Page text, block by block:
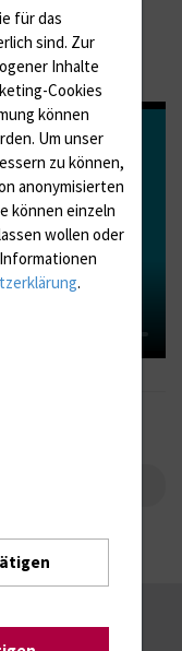
für das
sind. Zur
Inhalte
Cookies
können
Um unser
zu können,
anonymisierten
können einzeln
wollen oder
.